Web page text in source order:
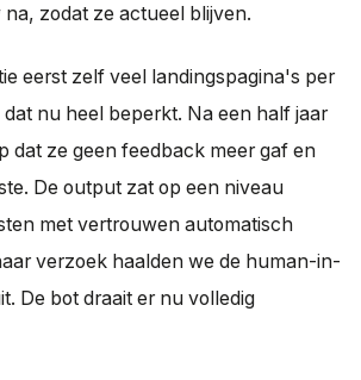
zodat ze actueel blijven.
eerst zelf veel landingspagina's per
dat nu heel beperkt. Na een half jaar
dat ze geen feedback meer gaf en
De output zat op een niveau
met vertrouwen automatisch
verzoek haalden we de human-in-
De bot draait er nu volledig